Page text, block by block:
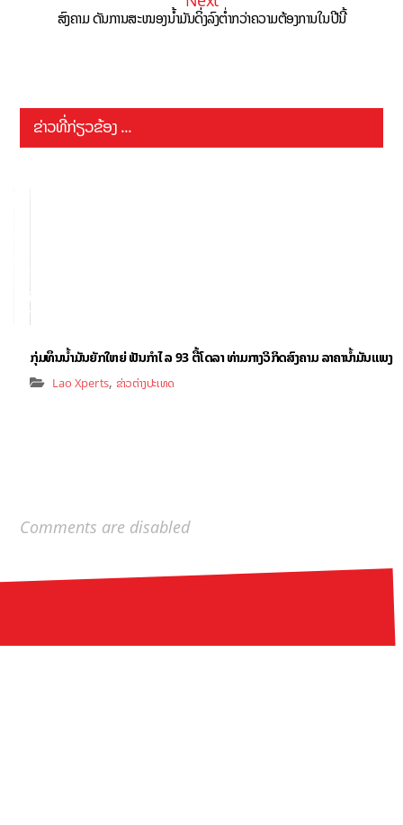
ສົງຄາມ ດັນການສະໜອງນ້ຳມັນດິ່ງລົງຕໍ່າກວ່າຄວາມຕ້ອງການໃນປີນີ້
ຂ່າວທີ່ກ່ຽວຂ້ອງ ...
ກຸ່ມທຶນນ້ຳມັນຍັກໃຫຍ່ ຟັນກຳໄລ 93 ຕື້ໂດລາ ທ່າມກາງວິກິດສົງຄາມ ລາຄານໍ້າມັນແພງ
Lao Xperts, ຂ່າວຕ່າງປະເທດ
Comments are disabled